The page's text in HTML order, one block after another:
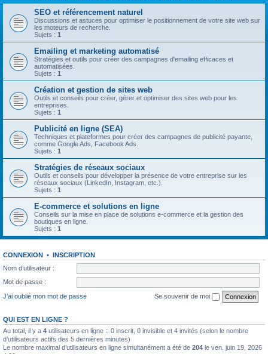
SEO et référencement naturel
Discussions et astuces pour optimiser le positionnement de votre site web sur
les moteurs de recherche.
Sujets : 1
Emailing et marketing automatisé
Stratégies et outils pour créer des campagnes d'emailing efficaces et
automatisées.
Sujets : 1
Création et gestion de sites web
Outils et conseils pour créer, gérer et optimiser des sites web pour les
entreprises.
Sujets : 1
Publicité en ligne (SEA)
Techniques et plateformes pour créer des campagnes de publicité payante,
comme Google Ads, Facebook Ads.
Sujets : 1
Stratégies de réseaux sociaux
Outils et conseils pour développer la présence de votre entreprise sur les
réseaux sociaux (LinkedIn, Instagram, etc.).
Sujets : 1
E-commerce et solutions en ligne
Conseils sur la mise en place de solutions e-commerce et la gestion des
boutiques en ligne.
Sujets : 1
CONNEXION • INSCRIPTION
Nom d’utilisateur :
Mot de passe :
J’ai oublié mon mot de passe
Se souvenir de moi
QUI EST EN LIGNE ?
Au total, il y a 4 utilisateurs en ligne :: 0 inscrit, 0 invisible et 4 invités (selon le nombre
d’utilisateurs actifs des 5 dernières minutes)
Le nombre maximal d’utilisateurs en ligne simultanément a été de 204 le ven. juin 19, 2026